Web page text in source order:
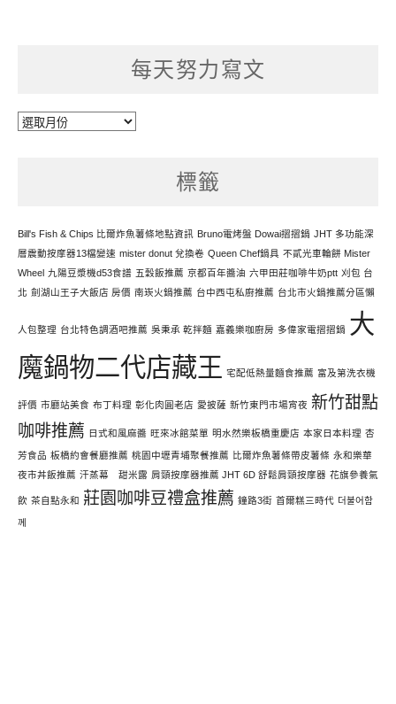
每天努力寫文
每
標籤
Bill's Fish & Chips 比爾炸魚薯條地點資訊 Bruno電烤盤 Dowai摺摺鍋 JHT 多功能深
層震動按摩器13檔變速 mister donut 兌換卷 Queen Chef鍋具 不貳光車輪餅 Mister
Wheel 九陽豆漿機d53食譜 五穀飯推薦 京都百年醬油 六甲田莊咖啡牛奶ptt 刈包 台
北 劍湖山王子大飯店 房價 南崁火鍋推薦 台中西屯私廚推薦 台北市火鍋推薦分區懶
人包整理 台北特色調酒吧推薦 吳秉承 乾拌麵 嘉義樂咖廚房 多偉家電摺摺鍋 大
魔鍋物二代店藏王 宅配低熱量麵食推薦 富及第洗衣機
評價 市廳站美食 布丁料理 彰化肉圓老店 愛披薩 新竹東門市場宵夜 新竹甜點
咖啡推薦 日式和風麻醬 旺來冰館菜單 明水然樂板橋重慶店 本家日本料理 杏
芳食品 板橋約會餐廳推薦 桃園中壢青埔聚餐推薦 比爾炸魚薯條帶皮薯條 永和樂華
夜市丼飯推薦 汗蒸幕 甜米露 肩頸按摩器推薦 JHT 6D 舒鬆肩頸按摩器 花旗參養氣
飲 茶自點永和 莊園咖啡豆禮盒推薦 鐘路3街 首爾糕三時代 더불어함
께